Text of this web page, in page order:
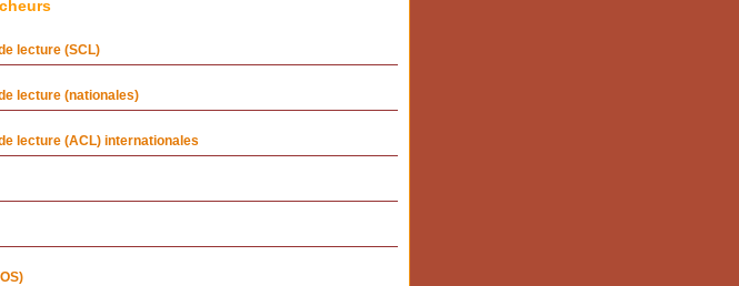
lecture (SCL)
lecture (nationales)
lecture (ACL) internationales